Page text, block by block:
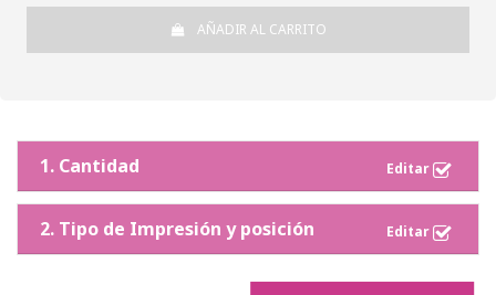
AÑADIR AL CARRITO
1. Cantidad
2. Tipo de Impresión y posición